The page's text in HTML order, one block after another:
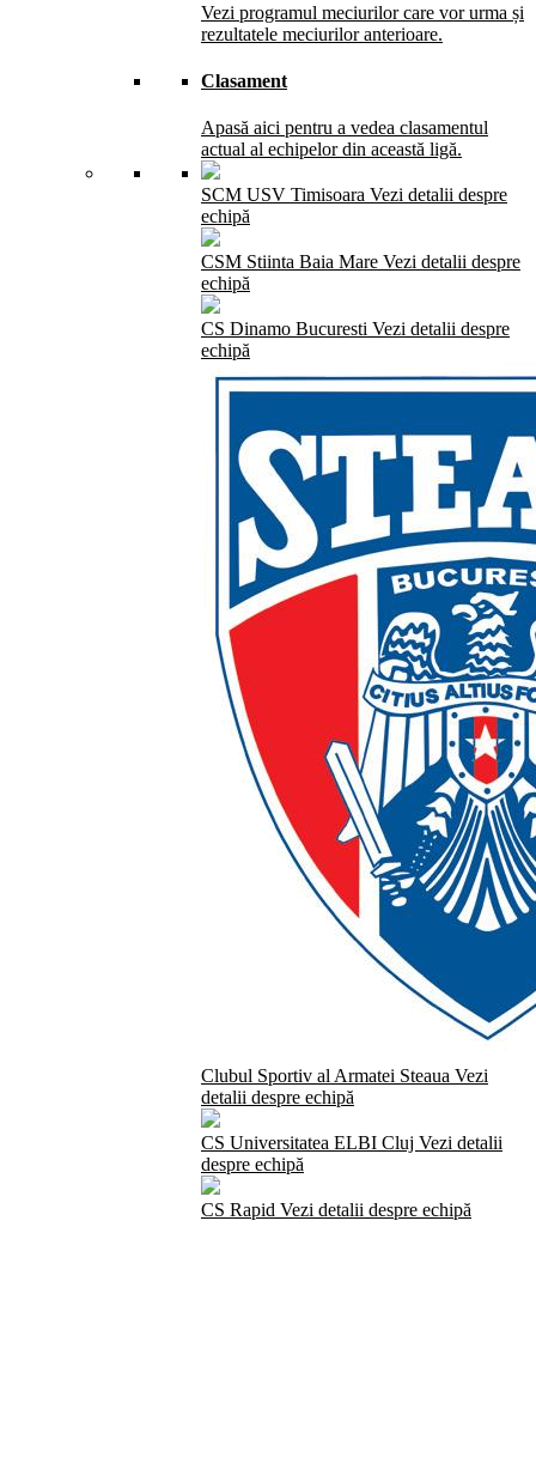
Vezi programul meciurilor care vor urma și
rezultatele meciurilor anterioare.
Clasament
Apasă aici pentru a vedea clasamentul
actual al echipelor din această ligă.
SCM USV Timisoara Vezi detalii despre
echipă
CSM Stiinta Baia Mare Vezi detalii despre
echipă
CS Dinamo Bucuresti Vezi detalii despre
echipă
Clubul Sportiv al Armatei Steaua Vezi
detalii despre echipă
CS Universitatea ELBI Cluj Vezi detalii
despre echipă
CS Rapid Vezi detalii despre echipă